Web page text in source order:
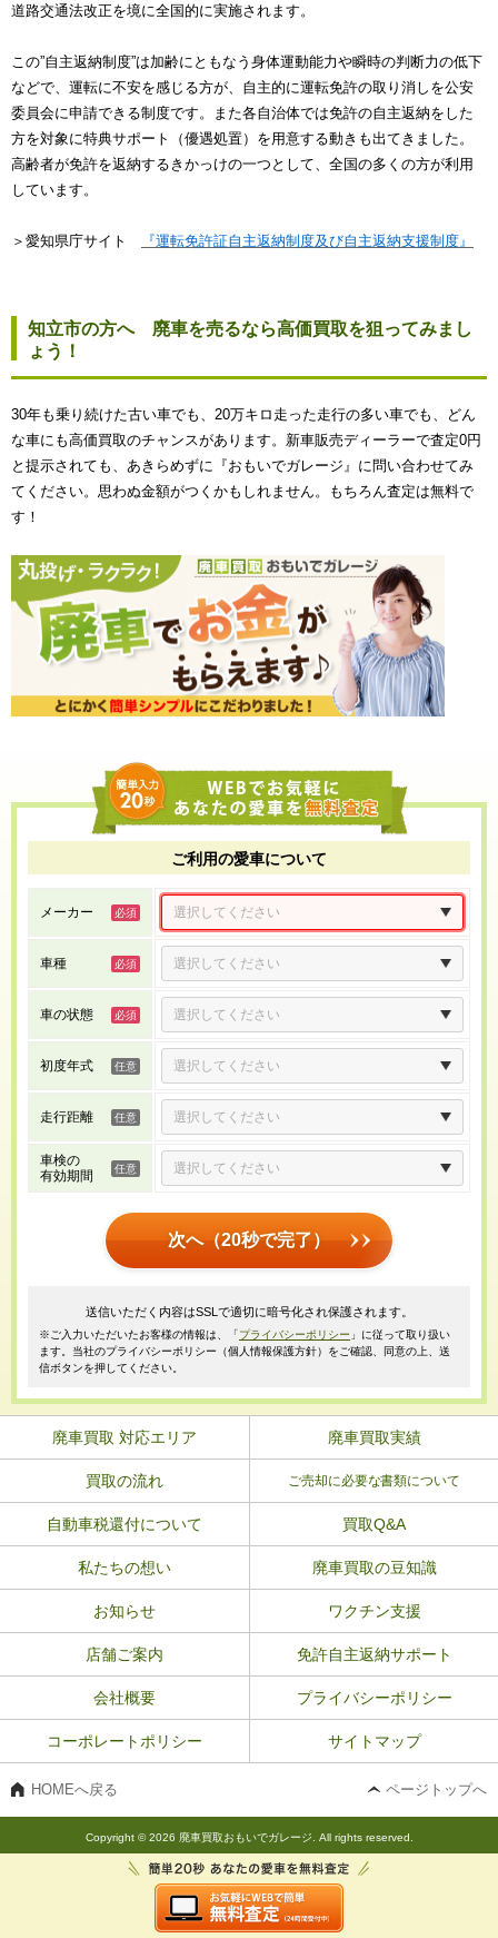
道路交通法改正を境に全国的に実施されます。
この”自主返納制度”は加齢にともなう身体運動能力や瞬時の判断力の低下
などで、運転に不安を感じる方が、自主的に運転免許の取り消しを公安
委員会に申請できる制度です。また各自治体では免許の自主返納をした
方を対象に特典サポート（優遇処置）を用意する動きも出てきました。
高齢者が免許を返納するきかっけの一つとして、全国の多くの方が利用
しています。
＞愛知県庁サイト 『運転免許証自主返納制度及び自主返納支援制度』
知立市の方へ 廃車を売るなら高価買取を狙ってみまし
ょう！
30年も乗り続けた古い車でも、20万キロ走った走行の多い車でも、どん
な車にも高価買取のチャンスがあります。新車販売ディーラーで査定0円
と提示されても、あきらめずに『おもいでガレージ』に問い合わせてみ
てください。思わぬ金額がつくかもしれません。もちろん査定は無料で
す！
ご利用の愛車について
メーカー
車種
車の状態
初度年式
走行距離
車検の
有効期間
次へ（20秒で完了）
送信いただく内容はSSLで適切に暗号化され保護されます。
※ご入力いただいたお客様の情報は、「プライバシーポリシー 」に従って取り扱い
ます。当社のプライバシーポリシー（個人情報保護方針）をご確認、同意の上、送
信ボタンを押してください。
廃車買取 対応エリア 廃車買取実績
買取の流れ ご売却に必要な書類について
自動車税還付について 買取Q&A
私たちの想い 廃車買取の豆知識
お知らせ ワクチン支援
店舗ご案内 免許自主返納サポート
会社概要 プライバシーポリシー
コーポレートポリシー サイトマップ
HOMEへ戻る ページトップへ
Copyright © 2026 廃車買取おもいでガレージ. All rights reserved.